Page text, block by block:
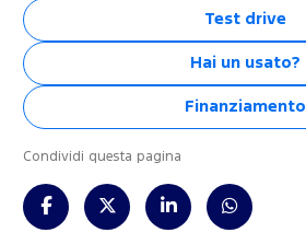
Test drive
Hai un usato?
Finanziamento
Condividi questa pagina